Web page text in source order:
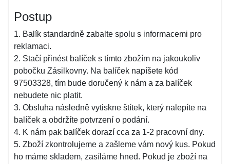
Postup
1. Balík standardně zabalte spolu s informacemi pro
reklamaci.
2. Stačí přinést balíček s tímto zbožím na jakoukoliv
pobočku Zásilkovny. Na balíček napíšete kód
97503328, tím bude doručený k nám a za balíček
nebudete nic platit.
3. Obsluha následně vytiskne štítek, který nalepíte na
balíček a obdržíte potvrzení o podání.
4. K nám pak balíček dorazí cca za 1-2 pracovní dny.
5. Zboží zkontrolujeme a zašleme vám nový kus. Pokud
ho máme skladem, zasíláme hned. Pokud je zboží na